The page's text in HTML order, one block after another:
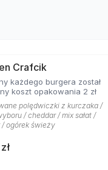
Crafcik
każdego burgera został
koszt opakowania 2 zł
polędwiczki z kurczaka /
/ cheddar / mix sałat /
/ ogórek świeży